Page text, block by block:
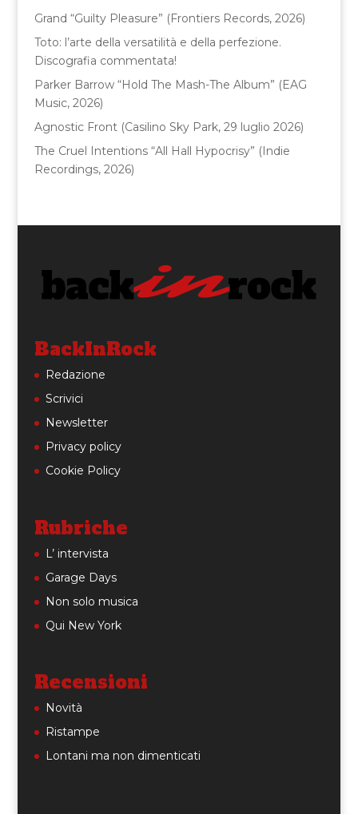
o
k
Grand “Guilty Pleasure” (Frontiers Records, 2026)
Toto: l’arte della versatilità e della perfezione.
Discografia commentata!
Parker Barrow “Hold The Mash-The Album” (EAG
Music, 2026)
Agnostic Front (Casilino Sky Park, 29 luglio 2026)
The Cruel Intentions “All Hall Hypocrisy” (Indie
Recordings, 2026)
BackInRock
Redazione
Scrivici
Newsletter
Privacy policy
Cookie Policy
Rubriche
L’ intervista
Garage Days
Non solo musica
Qui New York
Recensioni
Novità
Ristampe
Lontani ma non dimenticati